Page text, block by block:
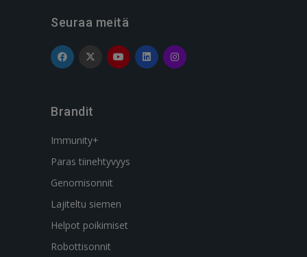
Seuraa meitä
Brandit
Immunity+
Paras tiinehtyvyys
Genomisonnit
Lajiteltu siemen
Helpot poikimiset
Robottisonnit